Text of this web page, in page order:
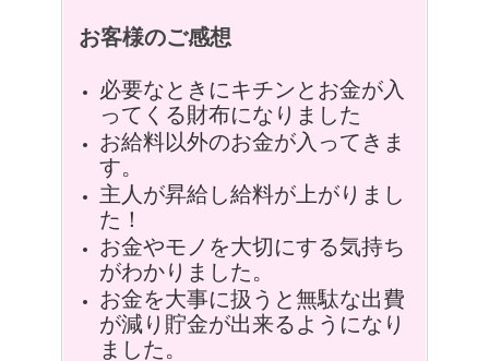
お客様のご感想
必要なときにキチンとお金が入
ってくる財布になりました
お給料以外のお金が入ってきま
す。
主人が昇給し給料が上がりまし
た！
お金やモノを大切にする気持ち
がわかりました。
お金を大事に扱うと無駄な出費
が減り貯金が出来るようになり
ました。